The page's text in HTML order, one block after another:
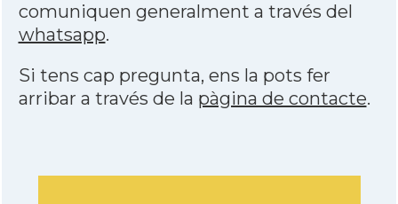
comuniquen generalment a través del
whatsapp.
Si tens cap pregunta, ens la pots fer
arribar a través de la pàgina de contacte.